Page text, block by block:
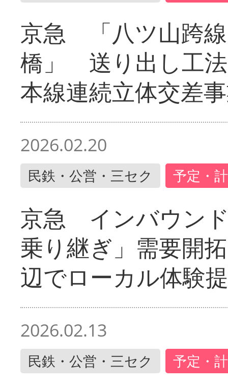
京急 「八ツ山跨
橋」 送り出し工
本線連続立体交差
2026.02.20
民鉄・公営・三セク 予定・
京急 インバウン
乗り継ぎ」需要開
辺でローカル体験
2026.02.13
民鉄・公営・三セク 予定・